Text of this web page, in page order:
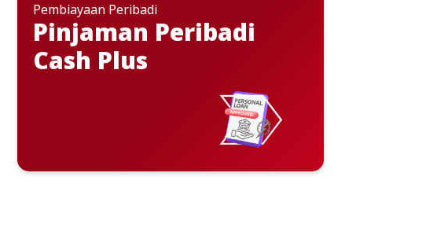
Pembiayaan Peribadi
Pinjaman Peribadi
Cash Plus